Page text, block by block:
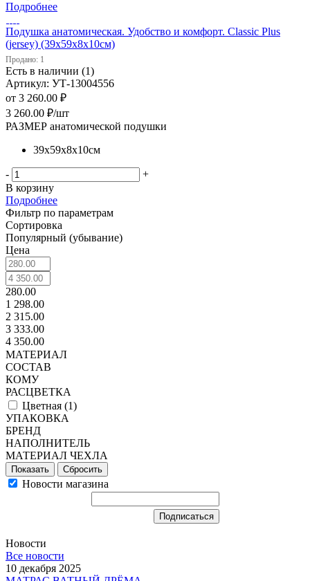
Подробнее
Подушка анатомическая. Удобство и комфорт. Classic Plus
(jersey) (39х59х8х10см)
Продано: 1
Есть в наличии (1)
Артикул: УТ-13004556
от 3 260.00 ₽
3 260.00 ₽/шт
РАЗМЕР анатомической подушки
39х59х8х10см
-
+
В корзину
Подробнее
Фильтр по параметрам
Сортировка
Популярный (убывание)
Цена
280.00
1 298.00
2 315.00
3 333.00
4 350.00
МАТЕРИАЛ
СОСТАВ
КОМУ
РАСЦВЕТКА
Цветная (1)
УПАКОВКА
БРЕНД
НАПОЛНИТЕЛЬ
МАТЕРИАЛ ЧЕХЛА
Сбросить
Новости магазина
Новости
Все новости
10 декабря 2025